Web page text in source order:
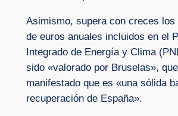
Asimismo, supera con creces los
de euros anuales incluidos en el
Integrado de Energía y Clima
sido «valorado por Bruselas»,
manifestado que es «una sólida
recuperación de España».